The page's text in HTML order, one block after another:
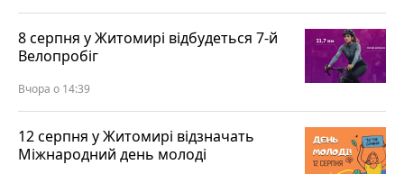
8 серпня у Житомирі відбудеться 7-й
Велопробіг
Вчора о 14:39
12 серпня у Житомирі відзначать
Міжнародний день молоді